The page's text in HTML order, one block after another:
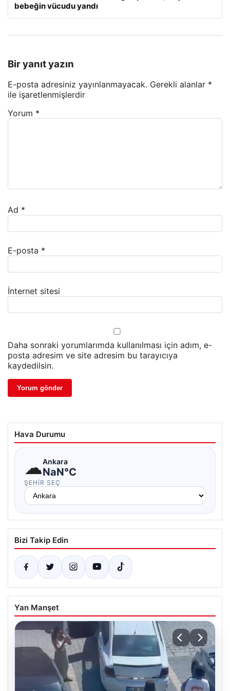
bebeğin vücudu yandı
Bir yanıt yazın
E-posta adresiniz yayınlanmayacak. Gerekli alanlar *
ile işaretlenmişlerdir
Yorum *
Ad *
E-posta *
İnternet sitesi
Daha sonraki yorumlarımda kullanılması için adım, e-
posta adresim ve site adresim bu tarayıcıya
kaydedilsin.
Hava Durumu
☁Ankara
NaN°C
ŞEHIR SEÇ
Bizi Takip Edin
Yan Manşet